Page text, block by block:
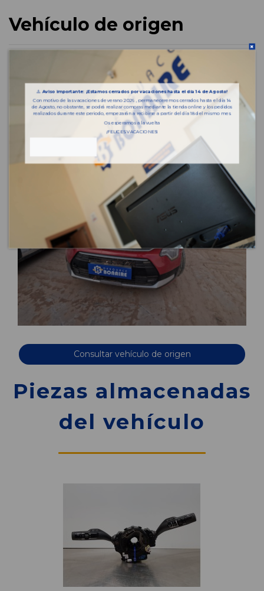
Vehículo de origen
Consultar vehículo de origen
Piezas almacenadas
del vehículo
⚠️Aviso importante: ¡Estamos cerrados por vacaciones hasta el día 14 de Agosto!
Con motivo de las vacaciones de verano 2026 , permaneceremos cerrados hasta el día 14
de Agosto, no obstante, se podrá realizar compras mediante la tienda online y los pedidos
realizados durante este periodo, empezarán a recibirse a partir del día 18 del mismo mes.
Os esperamos a la vuelta
¡FELICES VACACIONES!